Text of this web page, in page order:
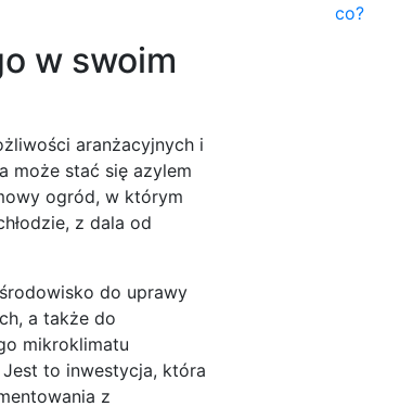
w swoim
aranżacyjnych i
może stać się azylem
ogród, w którym
z dala od
do uprawy
a także do
mikroklimatu
to inwestycja, która
z
co?